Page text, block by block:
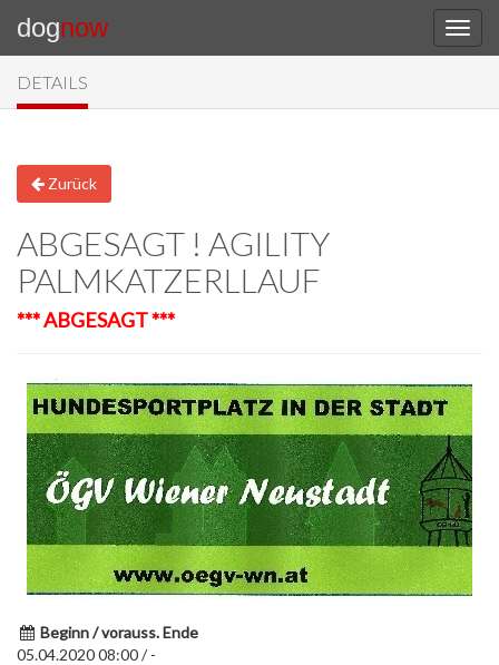
dognow
DETAILS
Zurück
ABGESAGT ! AGILITY
PALMKATZERLLAUF
*** ABGESAGT ***
Beginn / vorauss. Ende
05.04.2020 08:00 / -